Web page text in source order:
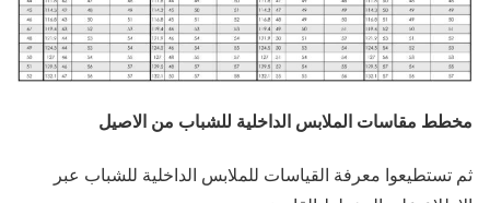
مخطط مقاسات الملابس الداخلية للشباب من الاصيل
ثم تستطيعوا معرفة القياسات للملابس الداخلية للشباب عبر